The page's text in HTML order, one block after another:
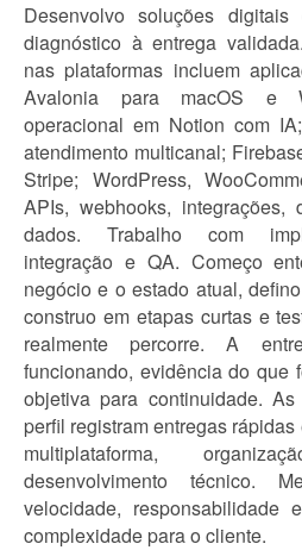
Desenvolvo soluções
diagnóstico à entrega
nas plataformas incluem
Avalonia para macOS e
operacional em Notion com
atendimento multicanal;
Stripe; WordPress,
APIs, webhooks,
dados. Trabalho com
integração e QA. Começo
negócio e o estado atual,
construo em etapas curtas e
realmente percorre. A
funcionando, evidência do que
objetiva para continuidade.
perfil registram entregas
multiplataforma,
desenvolvimento técnico.
velocidade, responsabilidade
complexidade para o cliente.